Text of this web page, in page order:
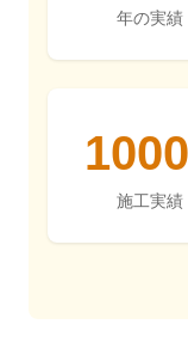
年の実績
施工実績